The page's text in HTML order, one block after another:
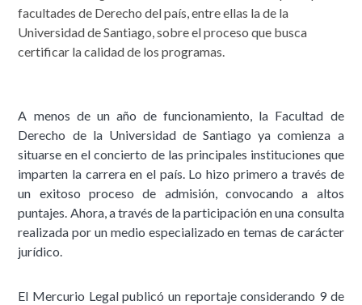
facultades de Derecho del país, entre ellas la de la
Universidad de Santiago, sobre el proceso que busca
certificar la calidad de los programas.
A menos de un año de funcionamiento, la Facultad de
Derecho de la Universidad de Santiago ya comienza a
situarse en el concierto de las principales instituciones que
imparten la carrera en el país. Lo hizo primero a través de
un exitoso proceso de admisión, convocando a altos
puntajes. Ahora, a través de la participación en una consulta
realizada por un medio especializado en temas de carácter
jurídico.
El Mercurio Legal publicó un reportaje considerando 9 de